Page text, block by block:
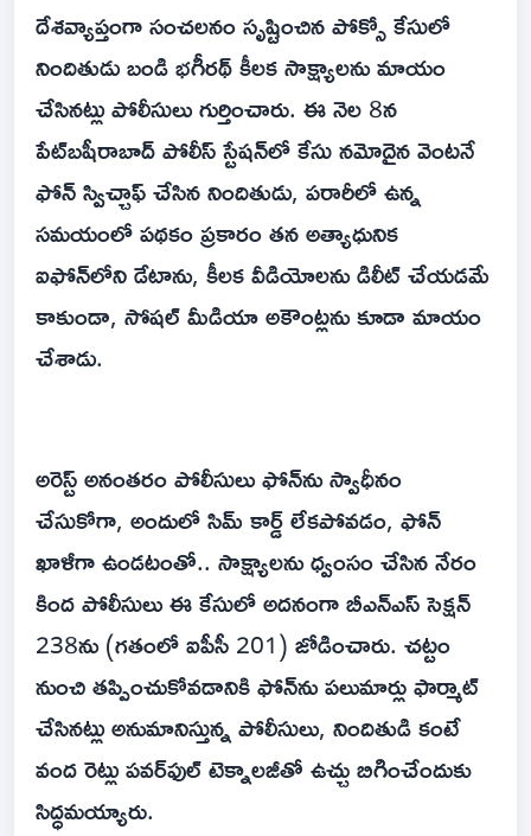
దేశవ్యాప్తంగా సంచలనం సృష్టించిన పోక్సో కేసులో
నిందితుడు బండి భగీరథ్ కీలక సాక్ష్యాలను మాయం
చేసినట్లు పోలీసులు గుర్తించారు. ఈ నెల 8న
పేట్‌బషీరాబాద్ పోలీస్ స్టేషన్‌లో కేసు నమోదైన వెంటనే
ఫోన్ స్విచ్చాఫ్ చేసిన నిందితుడు, పరారీలో ఉన్న
సమయంలో పథకం ప్రకారం తన అత్యాధునిక
ఐఫోన్‌లోని డేటాను, కీలక వీడియోలను డిలీట్ చేయడమే
కాకుండా, సోషల్ మీడియా అకౌంట్లను కూడా మాయం
చేశాడు.
అరెస్ట్ అనంతరం పోలీసులు ఫోన్‌ను స్వాధీనం
చేసుకోగా, అందులో సిమ్ కార్డ్ లేకపోవడం, ఫోన్
ఖాళీగా ఉండటంతో.. సాక్ష్యాలను ధ్వంసం చేసిన నేరం
కింద పోలీసులు ఈ కేసులో అదనంగా బీఎన్ఎస్ సెక్షన్
238ను (గతంలో ఐపీసీ 201) జోడించారు. చట్టం
నుంచి తప్పించుకోవడానికి ఫోన్‌ను పలుమార్లు ఫార్మాట్
చేసినట్లు అనుమానిస్తున్న పోలీసులు, నిందితుడి కంటే
వంద రెట్లు పవర్‌ఫుల్ టెక్నాలజీతో ఉచ్చు బిగించేందుకు
సిద్ధమయ్యారు.